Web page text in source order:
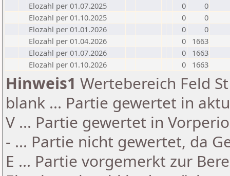
Elozahl per 01.07.2025
0
0
Elozahl per 01.10.2025
0
0
Elozahl per 01.01.2026
0
0
Elozahl per 01.04.2026
0
1663
Elozahl per 01.07.2026
0
1663
Elozahl per 01.10.2026
0 1663
Hinweis1 Wertebereich Feld
blank ... Partie gewertet in
V ... Partie gewertet in
- ... Partie nicht gewertet, da
E ... Partie vorgemerkt zur